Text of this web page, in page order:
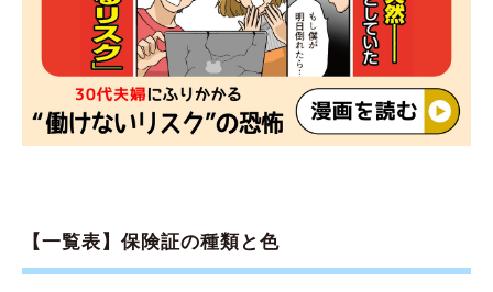
【一覧表】保険証の種類と色